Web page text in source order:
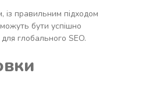
із правильним підходом
бути успішно
глобального SEO.